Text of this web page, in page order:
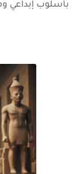
بأسلوب إبداعي